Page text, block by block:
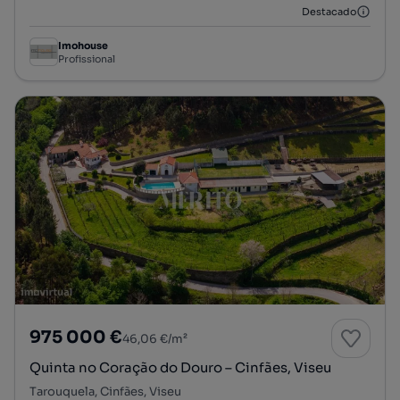
Destacado
Imohouse
Profissional
975 000 €46,06 €/m²
Quinta no Coração do Douro – Cinfães, Viseu
Tarouquela, Cinfães, Viseu